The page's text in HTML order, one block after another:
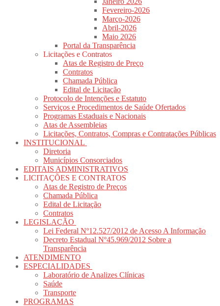
Fevereiro-2026
Março-2026
Abril-2026
Maio 2026
Portal da Transparência
Licitações e Contratos
Atas de Registro de Preço
Contratos
Chamada Pública
Edital de Licitação
Protocolo de Intenções e Estatuto
Serviços e Procedimentos de Saúde Ofertados
Programas Estaduais e Nacionais
Atas de Assembleias
Licitações, Contratos, Compras e Contratações Públicas
INSTITUCIONAL
Diretoria
Municípios Consorciados
EDITAIS ADMINISTRATIVOS
LICITAÇÕES E CONTRATOS
Atas de Registro de Preços
Chamada Pública
Edital de Licitação
Contratos
LEGISLAÇÃO
Lei Federal Nº12.527/2012 de Acesso A Informação
Decreto Estadual Nº45.969/2012 Sobre a
Transparência
ATENDIMENTO
ESPECIALIDADES
Laboratório de Analizes Clínicas
Saúde
Transporte
PROGRAMAS